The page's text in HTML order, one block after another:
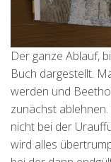
Der ganze Ablauf,
Buch dargestellt.
werden und
zunächst
nicht bei der
wird alles